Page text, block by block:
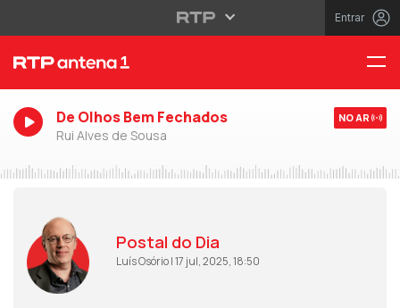
Entrar
De Olhos Bem Fechados
Rui Alves de Sousa
NO AR
Postal do Dia
Luís Osório | 17 jul, 2025, 18:50